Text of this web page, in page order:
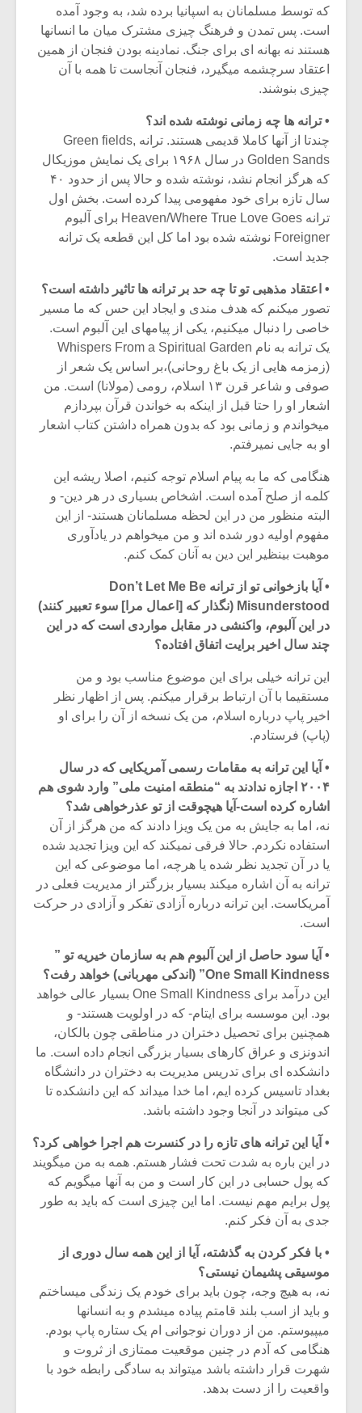
که توسط مسلمانان به اسپانیا برده شد، به وجود آمده
است. پس تمدن و فرهنگ چیزی مشترک میان ما انسانها
هستند نه بهانه ای برای جنگ. نمادینه بودن فنجان از همین
اعتقاد سرچشمه میگیرد، فنجان آنجاست تا همه با آن
چیزی بنوشند.
• ترانه ها چه زمانی نوشته شده اند؟
چندتا از آنها کاملا قدیمی هستند. ترانه Green fields,
Golden Sands در سال ۱۹۶۸ برای یک نمایش موزیکال
که هرگز انجام نشد، نوشته شده و حالا پس از حدود ۴۰
سال تازه برای خود مفهومی پیدا کرده است. بخش اول
ترانه Heaven/Where True Love Goes برای آلبوم
Foreigner نوشته شده بود اما کل این قطعه یک ترانه
جدید است.
• اعتقاد مذهبی تو تا چه حد بر ترانه ها تاثیر داشته است؟
تصور میکنم که هدف مندی و ایجاد این حس که ما مسیر
خاصی را دنبال میکنیم، یکی از پیامهای این آلبوم است.
یک ترانه به نام Whispers From a Spiritual Garden
(زمزمه هایی از یک باغ روحانی)،بر اساس یک شعر از
صوفی و شاعر قرن ۱۳ اسلام، رومی (مولانا) است. من
اشعار او را حتا قبل از اینکه به خواندن قرآن بپردازم
میخواندم و زمانی بود که بدون همراه داشتن کتاب اشعار
او به جایی نمیرفتم.
هنگامی که ما به پیام اسلام توجه کنیم، اصلا ریشه این
کلمه از صلح آمده است. اشخاص بسیاری در هر دین- و
البته منظور من در این لحظه مسلمانان هستند- از این
مفهوم اولیه دور شده اند و من میخواهم در یادآوری
موهبت بینظیر این دین به آنان کمک کنم.
• آیا بازخوانی تو از ترانه Don’t Let Me Be
Misunderstood (نگذار که [اعمال مرا] سوء تعبیر کنند)
در این آلبوم، واکنشی در مقابل مواردی است که در این
چند سال اخیر برایت اتفاق افتاده؟
این ترانه خیلی برای این موضوع مناسب بود و من
مستقیما با آن ارتباط برقرار میکنم. پس از اظهار نظر
اخیر پاپ درباره اسلام، من یک نسخه از آن را برای او
(پاپ) فرستادم.
• آیا این ترانه به مقامات رسمی آمریکایی که در سال
۲۰۰۴ اجازه ندادند به “منطقه امنیت ملی” وارد شوی هم
اشاره کرده است-آیا هیچوقت از تو عذرخواهی شد؟
نه، اما به جایش به من یک ویزا دادند که من هرگز از آن
استفاده نکردم. حالا فرقی نمیکند که این ویزا تجدید شده
یا در آن تجدید نظر شده یا هرچه، اما موضوعی که این
ترانه به آن اشاره میکند بسیار بزرگتر از مدیریت فعلی در
آمریکاست. این ترانه درباره آزادی تفکر و آزادی در حرکت
است.
• آیا سود حاصل از این آلبوم هم به سازمان خیریه تو ”
One Small Kindness” (اندکی مهربانی) خواهد رفت؟
این درآمد برای One Small Kindness بسیار عالی خواهد
بود. این موسسه برای ایتام- که در اولویت هستند- و
همچنین برای تحصیل دختران در مناطقی چون بالکان،
اندونزی و عراق کارهای بسیار بزرگی انجام داده است. ما
دانشکده ای برای تدریس مدیریت به دختران در دانشگاه
بغداد تاسیس کرده ایم، اما خدا میداند که این دانشکده تا
کی میتواند در آنجا وجود داشته باشد.
• آیا این ترانه های تازه را در کنسرت هم اجرا خواهی کرد؟
در این باره به شدت تحت فشار هستم. همه به من میگویند
که پول حسابی در این کار است و من به آنها میگویم که
پول برایم مهم نیست. اما این چیزی است که باید به طور
جدی به آن فکر کنم.
• با فکر کردن به گذشته، آیا از این همه سال دوری از
موسیقی پشیمان نیستی؟
نه، به هیچ وجه، چون باید برای خودم یک زندگی میساختم
و باید از اسب بلند قامتم پیاده میشدم و به انسانها
میپیوستم. من از دوران نوجوانی ام یک ستاره پاپ بودم.
هنگامی که آدم در چنین موقعیت ممتازی از ثروت و
شهرت قرار داشته باشد میتواند به سادگی رابطه خود با
واقعیت را از دست بدهد.
اگر نمی توانی
مشهورترین باشی،
بدنام ترین باش
موسیقی